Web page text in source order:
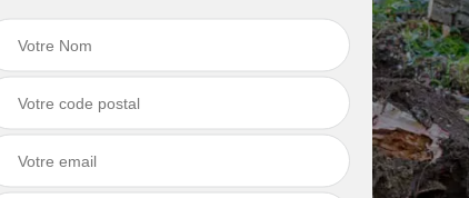
Entreprise abattage
Entreprise de
jardinage 80